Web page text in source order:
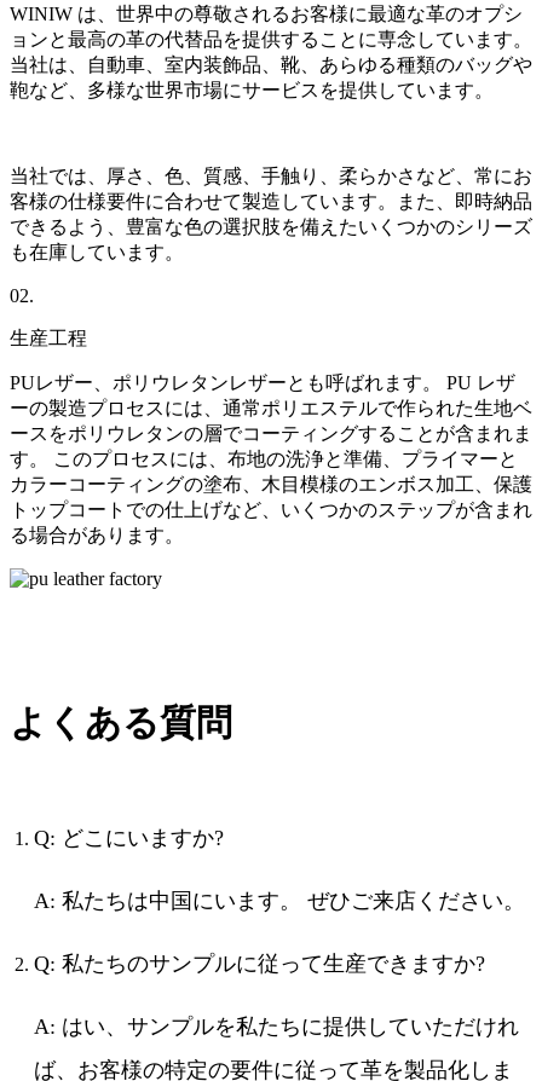
WINIW は、世界中の尊敬されるお客様に最適な革のオプシ
ョンと最高の革の代替品を提供することに専念しています。
当社は、自動車、室内装飾品、靴、あらゆる種類のバッグや
鞄など、多様な世界市場にサービスを提供しています。
当社では、厚さ、色、質感、手触り、柔らかさなど、常にお
客様の仕様要件に合わせて製造しています。また、即時納品
できるよう、豊富な色の選択肢を備えたいくつかのシリーズ
も在庫しています。
02.
生産工程
PUレザー、ポリウレタンレザーとも呼ばれます。 PU レザ
ーの製造プロセスには、通常ポリエステルで作られた生地ベ
ースをポリウレタンの層でコーティングすることが含まれま
す。 このプロセスには、布地の洗浄と準備、プライマーと
カラーコーティングの塗布、木目模様のエンボス加工、保護
トップコートでの仕上げなど、いくつかのステップが含まれ
る場合があります。
よくある質問
Q: どこにいますか?
A: 私たちは中国にいます。 ぜひご来店ください。
Q: 私たちのサンプルに従って生産できますか?
A: はい、サンプルを私たちに提供していただけれ
ば、お客様の特定の要件に従って革を製品化しま